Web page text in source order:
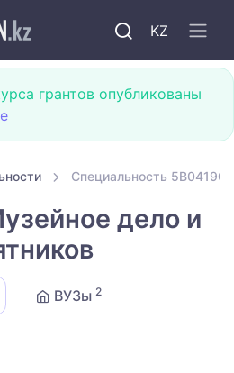
KZ
грантов опубликованы
Специальность
дело и
ВУЗы 2